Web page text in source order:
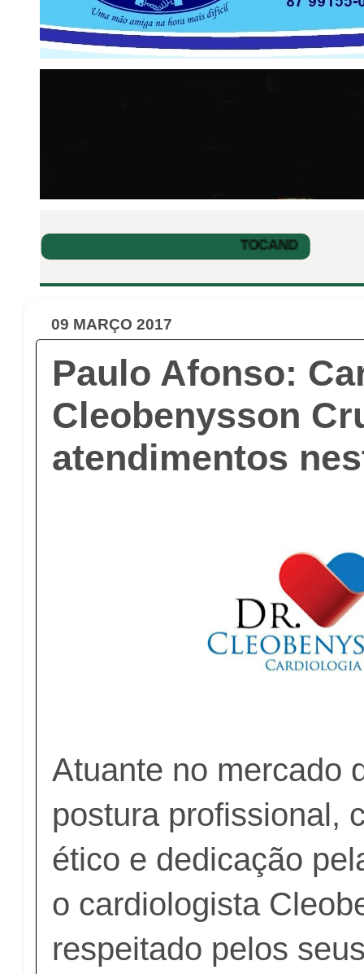
09 MARÇO 2017
Paulo Afonso:
Cleobenysson
atendimentos
Atuante no mercado
postura profissional,
ético e dedicação
o cardiologista
respeitado pelos